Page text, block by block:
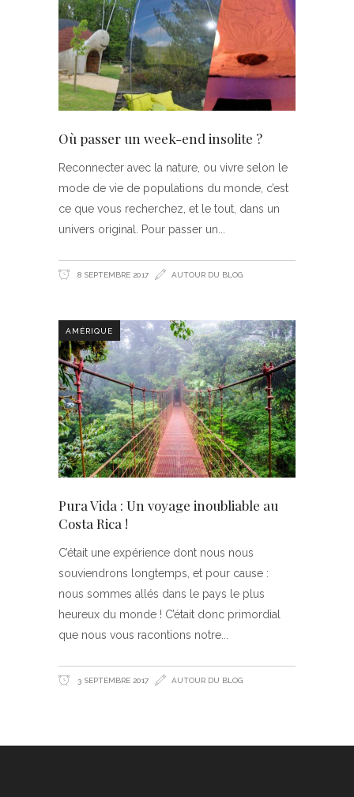
Où passer un week-end insolite ?
Reconnecter avec la nature, ou vivre selon le
mode de vie de populations du monde, c’est
ce que vous recherchez, et le tout, dans un
univers original. Pour passer un
8 SEPTEMBRE 2017 AUTOUR DU BLOG
AMÉRIQUE
Pura Vida : Un voyage inoubliable au
Costa Rica !
C’était une expérience dont nous nous
souviendrons longtemps, et pour cause :
nous sommes allés dans le pays le plus
heureux du monde ! C’était donc primordial
que nous vous racontions notre
3 SEPTEMBRE 2017 AUTOUR DU BLOG